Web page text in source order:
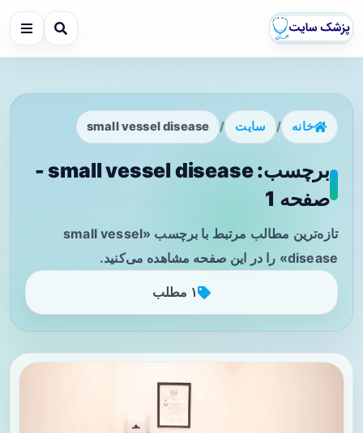
خانه / سایت /
small vessel disease
برچسب: small vessel disease -
صفحه 1
تازه‌ترین مطالب مرتبط با برچسب «small vessel
disease» را در این صفحه مشاهده می‌کنید.
۱ مطلب